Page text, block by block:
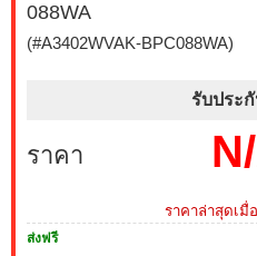
088WA
(#A3402WVAK-BPC088WA)
รับประ
ราคา
ราคาล่าสุดเมื่
ส่งฟรี